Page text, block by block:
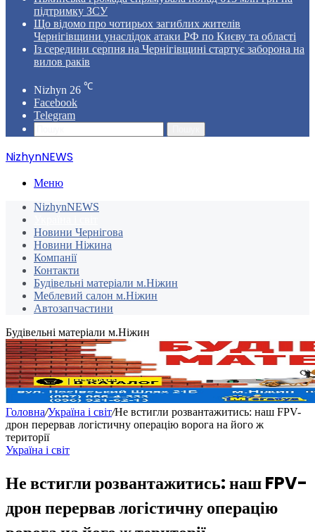
підтримку ЗСУ
Що відомо про чотирьох загиблих жителів
Чернігівщини унаслідок атаки РФ по Києву та області
Із середини серпня на Чернігівщині стартує заборона на
вилов раків
Nizhyn 26 ℃
Facebook
Telegram
NizhynNEWS
Меню
NizhynNEWS
Новини Чернігова
Новини Ніжина
Компанії
Контакти
Будівельні матеріали м.Ніжин
Меблевий салон м.Ніжин
Автозапчастини
Будівельні матеріали м.Ніжин
Головна/Україна і світ/Не встигли розвантажитись: наш FPV-
дрон перервав логістичну операцію ворога на його ж
території
Україна і світ
Не встигли розвантажитись: наш FPV-
дрон перервав логістичну операцію